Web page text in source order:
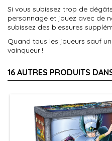
Si vous subissez trop de
personnage et jouez avec de
subissez des blessures
Quand tous les joueurs sauf
vainqueur !
16 AUTRES PRODUITS